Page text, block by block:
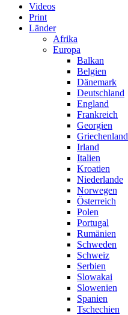
Videos
Print
Länder
Afrika
Europa
Balkan
Belgien
Dänemark
Deutschland
England
Frankreich
Georgien
Griechenland
Irland
Italien
Kroatien
Niederlande
Norwegen
Österreich
Polen
Portugal
Rumänien
Schweden
Schweiz
Serbien
Slowakai
Slowenien
Spanien
Tschechien